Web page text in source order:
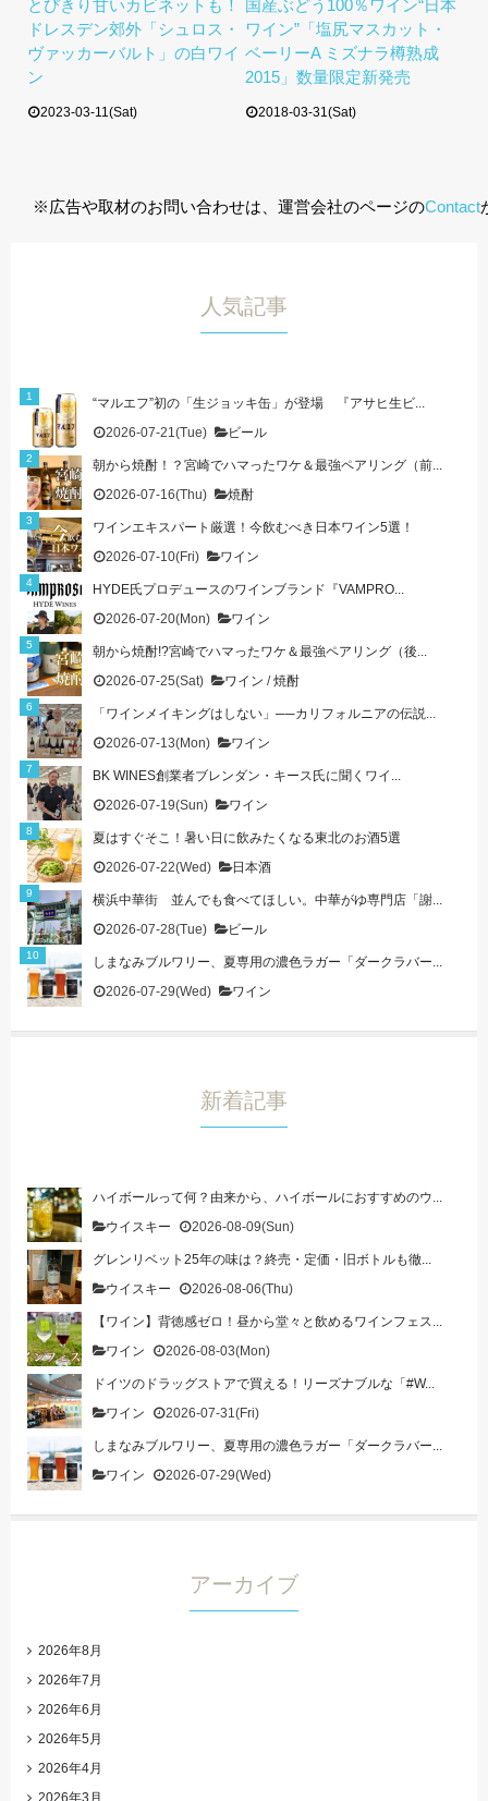
とびきり甘いカビネットも！
ドレスデン郊外「シュロス・
ヴァッカーバルト」の白ワイ
ン
2023-03-11(Sat)
国産ぶどう100％ワイン“日本
ワイン”「塩尻マスカット・
ベーリーA ミズナラ樽熟成
2015」数量限定新発売
2018-03-31(Sat)
※広告や取材のお問い合わせは、運営会社のページのContact
人気記事
“マルエフ”初の「生ジョッキ缶」が登場 『アサヒ生ビ...
2026-07-21(Tue)
ビール
朝から焼酎！？宮崎でハマったワケ＆最強ペアリング（前...
2026-07-16(Thu)
焼酎
ワインエキスパート厳選！今飲むべき日本ワイン5選！
2026-07-10(Fri)
ワイン
HYDE氏プロデュースのワインブランド『VAMPRO...
2026-07-20(Mon)
ワイン
朝から焼酎!?宮崎でハマったワケ＆最強ペアリング（後...
2026-07-25(Sat)
ワイン /焼酎
「ワインメイキングはしない」──カリフォルニアの伝説...
2026-07-13(Mon)
ワイン
BK WINES創業者ブレンダン・キース氏に聞くワイ...
2026-07-19(Sun)
ワイン
夏はすぐそこ！暑い日に飲みたくなる東北のお酒5選
2026-07-22(Wed)
日本酒
横浜中華街 並んでも食べてほしい。中華がゆ専門店「謝...
2026-07-28(Tue)
ビール
しまなみブルワリー、夏専用の濃色ラガー「ダークラバー...
2026-07-29(Wed)
ワイン
新着記事
ハイボールって何？由来から、ハイボールにおすすめのウ...
ウイスキー
2026-08-09(Sun)
グレンリベット25年の味は？終売・定価・旧ボトルも徹...
ウイスキー
2026-08-06(Thu)
【ワイン】背徳感ゼロ！昼から堂々と飲めるワインフェス...
ワイン
2026-08-03(Mon)
ドイツのドラッグストアで買える！リーズナブルな「#W...
ワイン
2026-07-31(Fri)
しまなみブルワリー、夏専用の濃色ラガー「ダークラバー...
ワイン
2026-07-29(Wed)
アーカイブ
2026年8月
2026年7月
2026年6月
2026年5月
2026年4月
2026年3月